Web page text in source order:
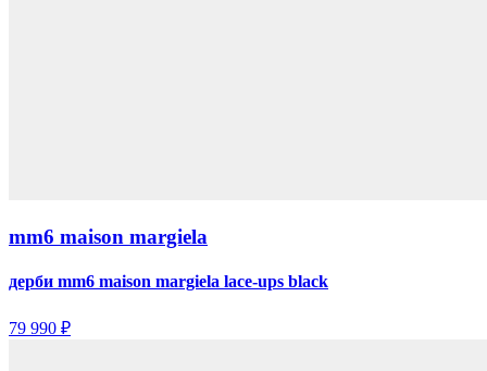
mm6 maison margiela
дерби mm6 maison margiela lace-ups black
79 990 ₽